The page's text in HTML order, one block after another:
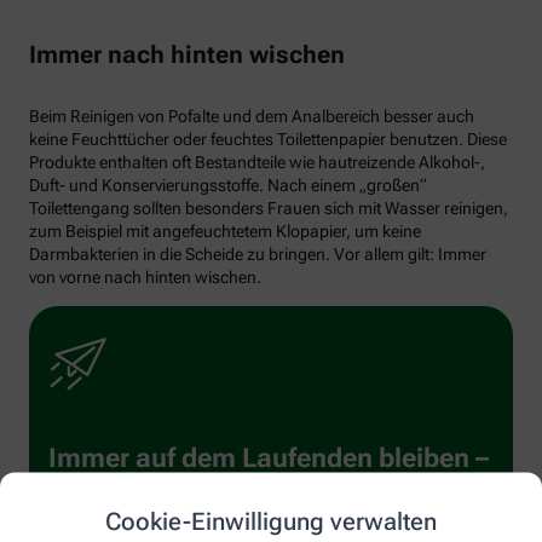
Cookie-Einwilligung verwalten
Immer nach hinten wischen
Beim Reinigen von Pofalte und dem Analbereich besser auch
keine Feuchttücher oder feuchtes Toilettenpapier benutzen. Diese
Produkte enthalten oft Bestandteile wie hautreizende Alkohol-,
Duft- und Konservierungsstoffe. Nach einem „großen“
Toilettengang sollten besonders Frauen sich mit Wasser reinigen,
zum Beispiel mit angefeuchtetem Klopapier, um keine
Darmbakterien in die Scheide zu bringen. Vor allem gilt: Immer
von vorne nach hinten wischen.
Immer auf dem Laufenden bleiben –